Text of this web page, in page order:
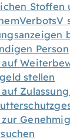
Stoffen
Person
stellen